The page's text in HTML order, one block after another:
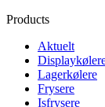
Products
Aktuelt
Lagerkølere
Frysere
Isfrysere